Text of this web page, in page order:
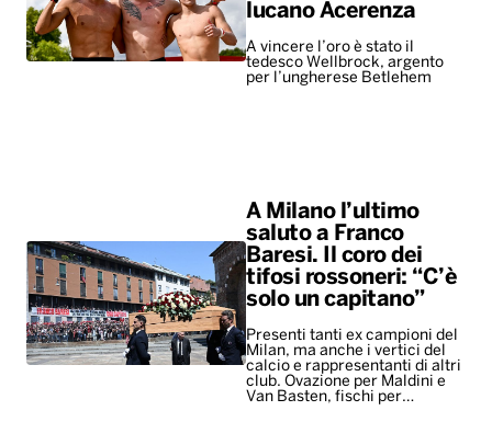
lucano Acerenza
A vincere l’oro è stato il
tedesco Wellbrock, argento
per l’ungherese Betlehem
A Milano l’ultimo
saluto a Franco
Baresi. Il coro dei
tifosi rossoneri: “C’è
solo un capitano”
Presenti tanti ex campioni del
Milan, ma anche i vertici del
calcio e rappresentanti di altri
club. Ovazione per Maldini e
Van Basten, fischi per…